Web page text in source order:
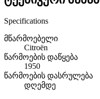
Specifications
მწარმოებელი
Citroën
წარმოების დაწყება
1950
წარმოების დასრულება
დღემდე